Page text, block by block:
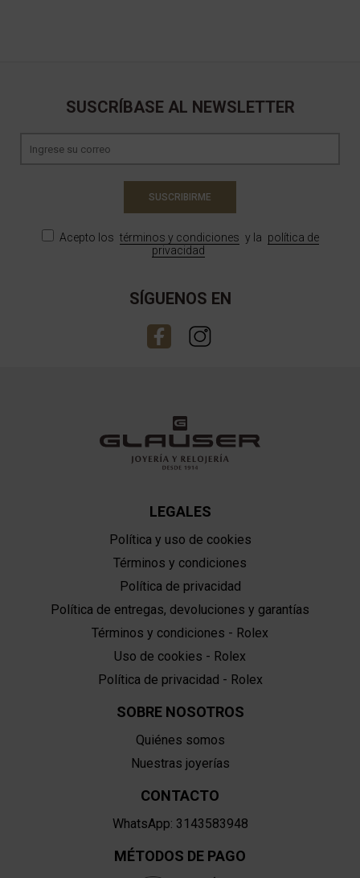
SUSCRÍBASE AL NEWSLETTER
SUSCRIBIRME
Acepto los términos y condiciones y la política de
privacidad
SÍGUENOS EN
LEGALES
Política y uso de cookies
Términos y condiciones
Política de privacidad
Política de entregas, devoluciones y garantías
Términos y condiciones - Rolex
Uso de cookies - Rolex
Política de privacidad - Rolex
SOBRE NOSOTROS
Quiénes somos
Nuestras joyerías
CONTACTO
WhatsApp: 3143583948
MÉTODOS DE PAGO